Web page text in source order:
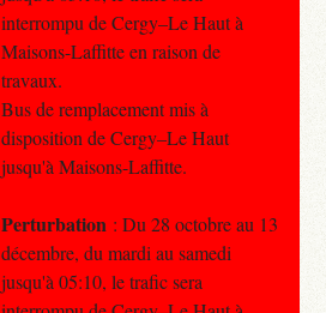
interrompu de Cergy–Le Haut à
Maisons-Laffitte en raison de
travaux.
Bus de remplacement mis à
disposition de Cergy–Le Haut
jusqu'à Maisons-Laffitte.
Perturbation : Du 28 octobre au 13
décembre, du mardi au samedi
jusqu'à 05:10, le trafic sera